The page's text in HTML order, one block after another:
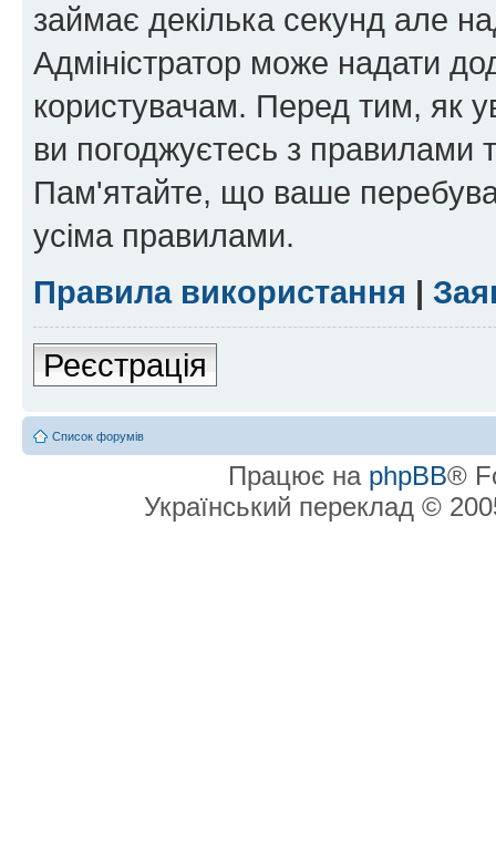
займає декілька секунд але
Адміністратор може надати
користувачам. Перед тим, як
ви погоджуєтесь з правилами
Пам'ятайте, що ваше
усіма правилами.
Правила використання |
Реєстрація
Список форумів
Працює на phpBB®
Український переклад ©